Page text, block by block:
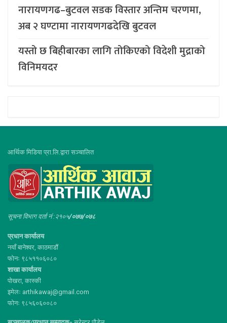
नारायणगढ–बुटवल सडक विस्तार अन्तिम चरणमा,
अब २ घण्टामा नारायणगढदेखि बुटवल
यस्तो छ बिहीबारका लागि तोकिएको विदेशी मुद्राको
विनिमयदर
आर्थिक मिडिया प्रा.लि.द्वारा सञ्चालित
सूचना विभाग दर्ता नं :२१०५/०७७/०७८
प्रधान कार्यालय
नयाँ बानेश्वर, काठमाडौं
फोनः ९८५११०६०८०
शाखा कार्यालय
पोखरा, कास्की
इमेलः arthikawaj@gmail.com
फोनः ९८५६०६००८०